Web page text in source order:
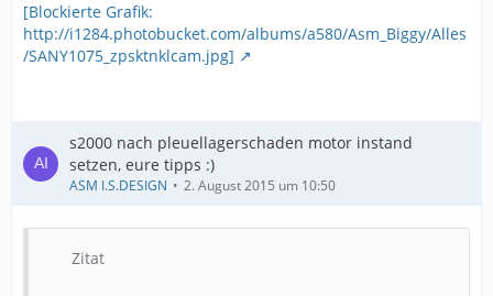
[Blockierte Grafik:
http://i1284.photobucket.com/albums/a580/Asm_Biggy/Alles
/SANY1075_zpsktnklcam.jpg]
s2000 nach pleuellagerschaden motor instand
setzen, eure tipps :)
ASM I.S.DESIGN 2. August 2015 um 10:50
Zitat